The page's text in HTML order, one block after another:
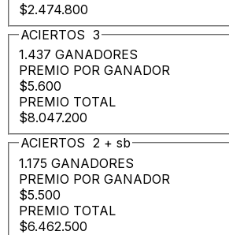
$2.474.800
ACIERTOS 3
1.437 GANADORES
PREMIO POR GANADOR
$5.600
PREMIO TOTAL
$8.047.200
ACIERTOS 2 + sb
1.175 GANADORES
PREMIO POR GANADOR
$5.500
PREMIO TOTAL
$6.462.500